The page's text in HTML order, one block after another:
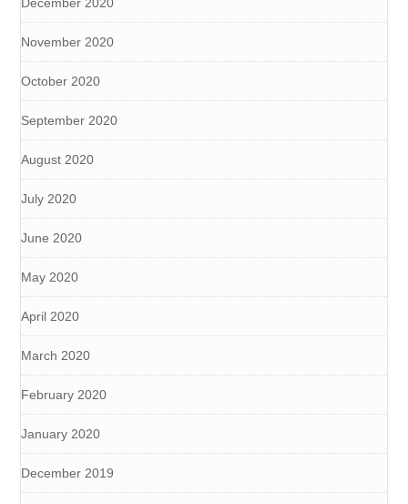
November 2020
October 2020
September 2020
August 2020
July 2020
June 2020
May 2020
April 2020
March 2020
February 2020
January 2020
December 2019